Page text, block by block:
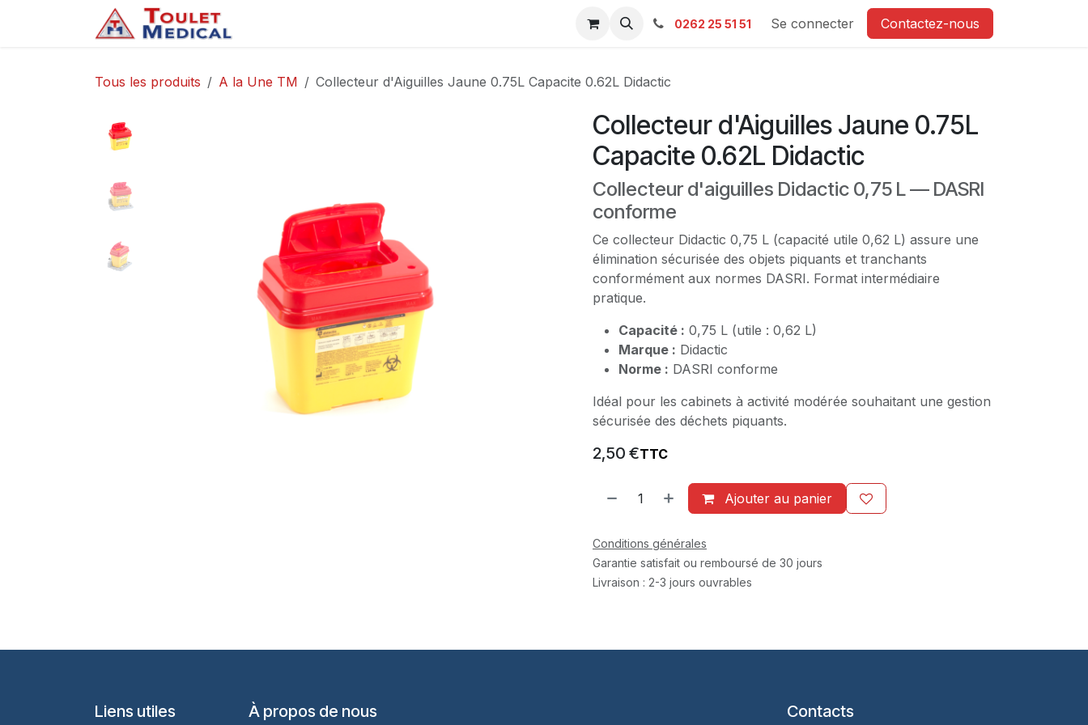
Se rendre au contenu
Contacts SAV Ambulance
0262 25 51 51 Se connecter Contactez-nous
Tous les produits A la Une TM Collecteur d'Aiguilles Jaune 0.75L Capacite 0.62L Didactic
Collecteur d'Aiguilles Jaune 0.75L
Capacite 0.62L Didactic
Collecteur d'aiguilles Didactic 0,75 L — DASRI
conforme
Ce collecteur Didactic 0,75 L (capacité utile 0,62 L) assure une
élimination sécurisée des objets piquants et tranchants
conformément aux normes DASRI. Format intermédiaire
pratique.
Capacité : 0,75 L (utile : 0,62 L)
Marque : Didactic
Norme : DASRI conforme
Idéal pour les cabinets à activité modérée souhaitant une gestion
sécurisée des déchets piquants.
2,50 €TTC
Ajouter au panier
Conditions générales
Garantie satisfait ou remboursé de 30 jours
Livraison : 2-3 jours ouvrables
Liens utiles À propos de nous Contacts